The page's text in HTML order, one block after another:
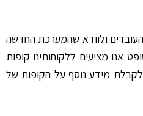
ולוודא שהמערכת החדשה
מציעים ללקוחותינו קופות
לקבלת מידע נוסף על הקופות של